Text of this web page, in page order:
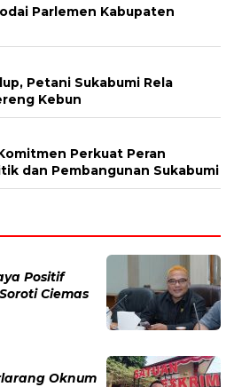
Parlemen Kabupaten
Petani Sukabumi Rela
Kebun
Perkuat Peran
dan Pembangunan Sukabumi
Positif
Ciemas
Oknum